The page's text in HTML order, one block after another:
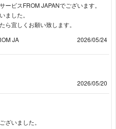
ビスFROM JAPANでございます。
ました。
ら宜しくお願い致します。
JA
2026/05/24
2026/05/20
ざいました。